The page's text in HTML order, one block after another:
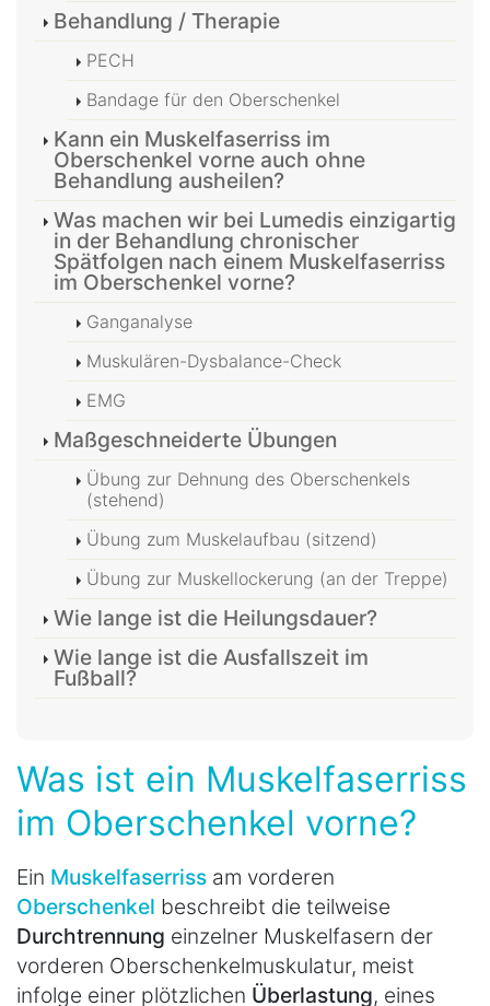
Behandlung / Therapie
PECH
Bandage für den Oberschenkel
Kann ein Muskelfaserriss im
Oberschenkel vorne auch ohne
Behandlung ausheilen?
Was machen wir bei Lumedis einzigartig
in der Behandlung chronischer
Spätfolgen nach einem Muskelfaserriss
im Oberschenkel vorne?
Ganganalyse
Muskulären-Dysbalance-Check
EMG
Maßgeschneiderte Übungen
Übung zur Dehnung des Oberschenkels
(stehend)
Übung zum Muskelaufbau (sitzend)
Übung zur Muskellockerung (an der Treppe)
Wie lange ist die Heilungsdauer?
Wie lange ist die Ausfallszeit im
Fußball?
Was ist ein Muskelfaserriss
im Oberschenkel vorne?
Ein Muskelfaserriss am vorderen
Oberschenkel beschreibt die teilweise
Durchtrennung einzelner Muskelfasern der
vorderen Oberschenkelmuskulatur, meist
infolge einer plötzlichen Überlastung, eines